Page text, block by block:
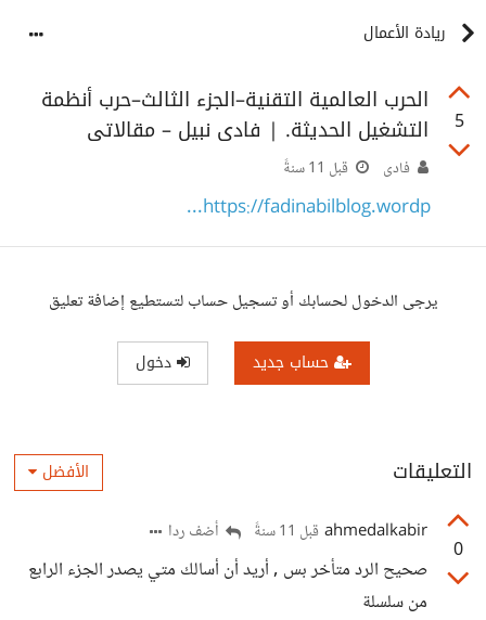
ريادة الأعمال
5
الحرب العالمية التقنية–الجزء الثالث–حرب أنظمة
التشغيل الحديثة. | فادى نبيل – مقالاتى
فادى قبل 11 سنةً
https://fadinabilblog.wordp...
يرجى الدخول لحسابك أو تسجيل حساب لتستطيع إضافة تعليق
حساب جديد دخول
التعليقات الأفضل
0
ahmedalkabir قبل 11 سنةً أضف ردا
صحيح الرد متأخر بس , أريد أن أسالك متي يصدر الجزء الرابع
من سلسلة